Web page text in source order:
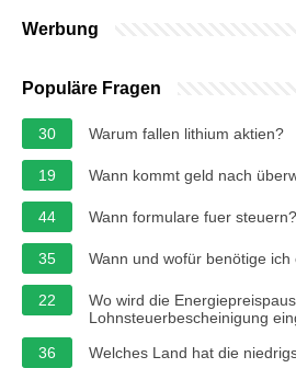
Werbung
Populäre Fragen
30 Warum fallen lithium aktien?
19 Wann kommt geld nach
44 Wann formulare fuer steuern?
35 Wann und wofür benötige
22
Wo wird die
Lohnsteuerbescheinigung
36
Welches Land hat die